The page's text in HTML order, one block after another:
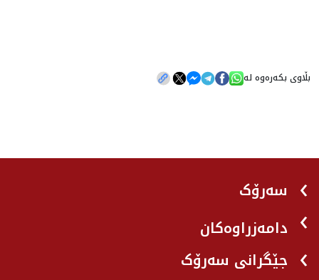
بڵاوی بکەرەوە لە
سەرۆک
دامەزراوەکان
جێگرانی سه‌رۆک